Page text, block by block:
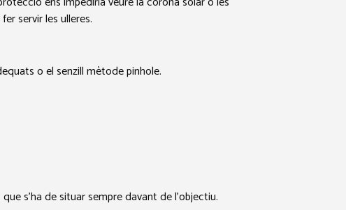
servir les ulleres.
o el senzill mètode pinhole.
s’ha de situar sempre davant de l’objectiu.